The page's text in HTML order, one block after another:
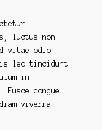
luctus non
vitae odio
leo tincidunt
in
congue
viverra